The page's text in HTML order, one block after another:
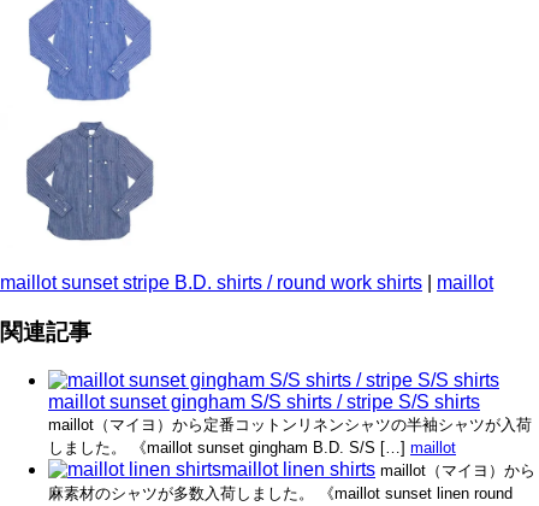
maillot sunset stripe B.D. shirts / round work shirts maillot
関連記事
maillot sunset gingham S/S shirts / stripe S/S shirts
maillot（マイヨ）から定番コットンリネンシャツの半袖シャツが入荷
しました。 《maillot sunset gingham B.D. S/S […] maillot
maillot linen shirts maillot（マイヨ）から
麻素材のシャツが多数入荷しました。 《maillot sunset linen round